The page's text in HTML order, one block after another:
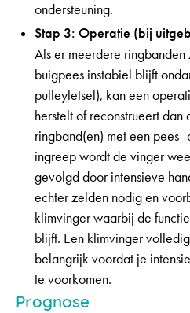
ondersteuning.
Stap 3: Operatie (bij
Als er meerdere ringbanden
buigpees instabiel blijft
pulleyletsel), kan een
herstelt of reconstrueert dan
ringband(en) met een
ingreep wordt de vinger
gevolgd door intensieve
echter zelden nodig en
klimvinger waarbij de
blijft. Een klimvinger
belangrijk voordat je
te voorkomen.
Prognose